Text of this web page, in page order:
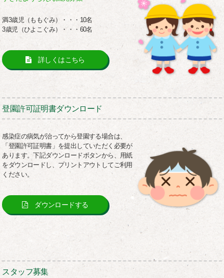
満3歳児（ももぐみ）・・・10名
3歳児（ひよこぐみ）・・・60名
詳しくはこちら
登園許可証明書ダウンロード
感染症の病気が治ってから登園する場合は、
「登園許可証明書」を提出していただく必要が
あります。下記ダウンロードボタンから、用紙
をダウンロードし、プリントアウトしてご利用
ください。
ダウンロードする
スタッフ募集